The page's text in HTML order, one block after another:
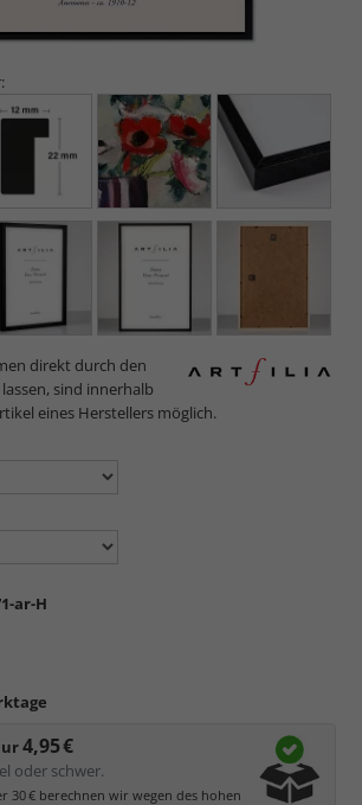
direkt durch den
sind innerhalb
eines Herstellers möglich.
ar-H
4,95 €
oder schwer.
30 € berechnen wir wegen des hohen